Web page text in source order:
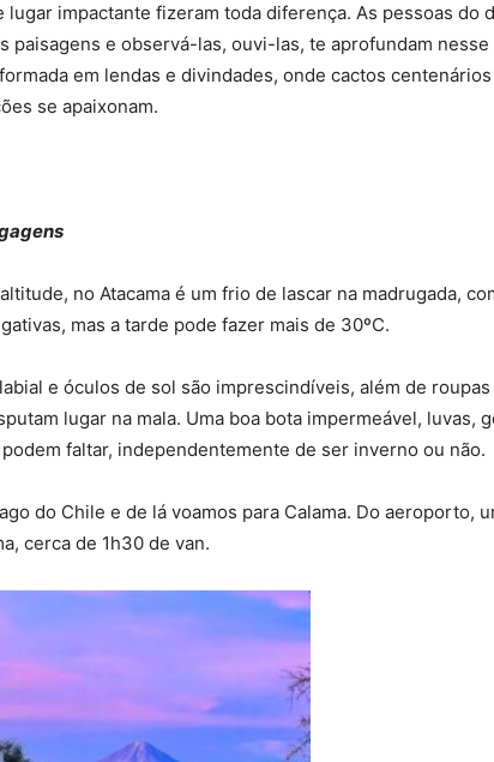
impactante fizeram toda diferença. As pessoas do
paisagens e observá-las, ouvi-las, te aprofundam
em lendas e divindades, onde cactos
se apaixonam.
no Atacama é um frio de lascar na madrugada,
mas a tarde pode fazer mais de 30ºC.
e óculos de sol são imprescindíveis, além de
lugar na mala. Uma boa bota impermeável, luvas,
faltar, independentemente de ser inverno ou não.
do Chile e de lá voamos para Calama. Do aeroporto,
cerca de 1h30 de van.